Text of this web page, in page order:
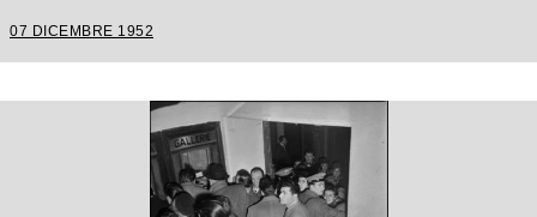
07 DICEMBRE 1952